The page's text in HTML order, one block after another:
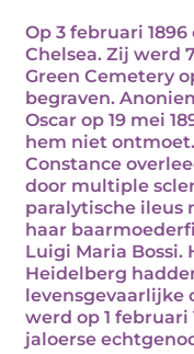
Op 3 februari
Chelsea. Zij werd
Green Cemetery
begraven.
Oscar op 19 mei
hem niet
Constance
door multiple
paralytische ileus
haar
Luigi Maria Bossi.
Heidelberg
levensgevaarlijke
werd op 1 februari
jaloerse